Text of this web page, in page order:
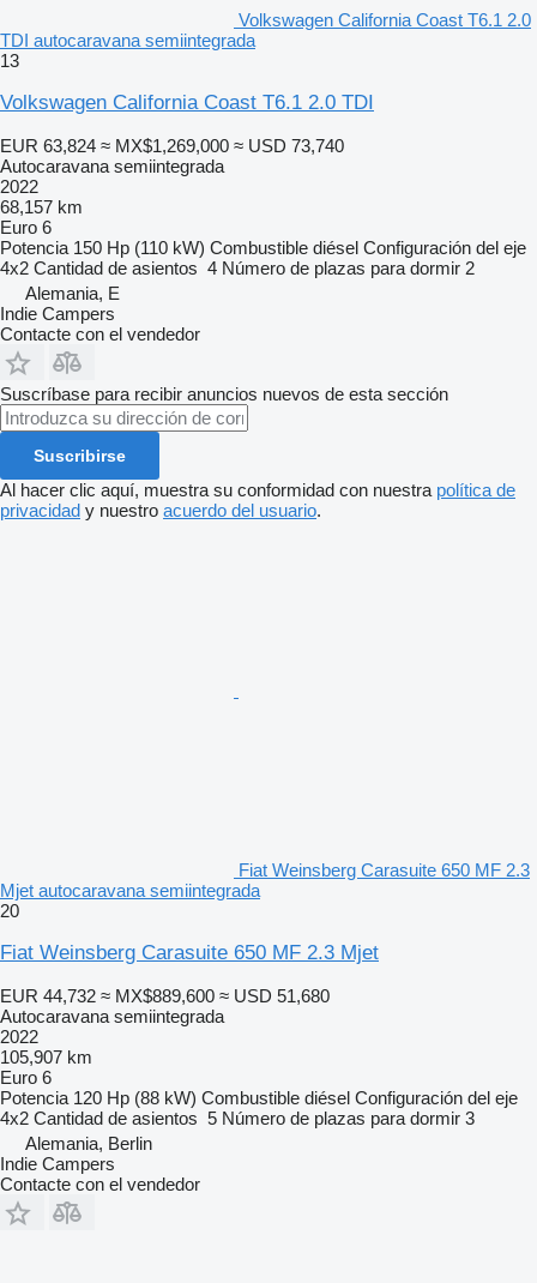
Volkswagen California Coast T6.1 2.0
TDI autocaravana semiintegrada
13
Volkswagen California Coast T6.1 2.0 TDI
EUR 63,824 ≈ MX$1,269,000 ≈ USD 73,740
Autocaravana semiintegrada
2022
68,157 km
Euro 6
Potencia 150 Hp (110 kW) Combustible diésel Configuración del eje
4x2 Cantidad de asientos 4 Número de plazas para dormir 2
Alemania, E
Indie Campers
Contacte con el vendedor
Suscríbase para recibir anuncios nuevos de esta sección
Suscribirse
Al hacer clic aquí, muestra su conformidad con nuestra política de
privacidad y nuestro acuerdo del usuario.
Fiat Weinsberg Carasuite 650 MF 2.3
Mjet autocaravana semiintegrada
20
Fiat Weinsberg Carasuite 650 MF 2.3 Mjet
EUR 44,732 ≈ MX$889,600 ≈ USD 51,680
Autocaravana semiintegrada
2022
105,907 km
Euro 6
Potencia 120 Hp (88 kW) Combustible diésel Configuración del eje
4x2 Cantidad de asientos 5 Número de plazas para dormir 3
Alemania, Berlin
Indie Campers
Contacte con el vendedor